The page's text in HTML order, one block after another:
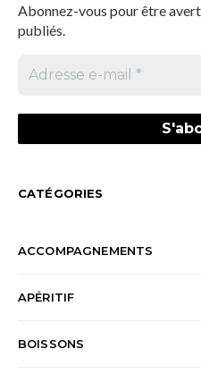
Abonnez-vous pour être
publiés.
CATÉGORIES
ACCOMPAGNEMENTS
APÉRITIF
BOISSONS